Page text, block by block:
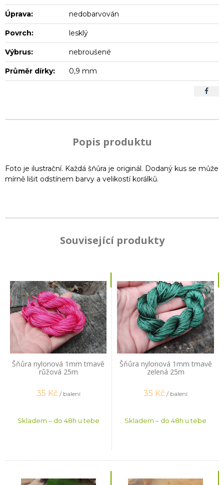
Úprava: nedobarvován
Povrch: lesklý
Výbrus: nebroušené
Průměr dírky: 0,9 mm
Popis produktu
Foto je ilustrační. Každá šňůra je originál. Dodaný kus se může
mírně lišit odstínem barvy a velikostí korálků.
Související produkty
Šňůra nylonová 1mm tmavě
růžová 25m
35 Kč / balení
Skladem – do 48h u tebe
Šňůra nylonová 1mm tmavě
zelená 25m
35 Kč / balení
Skladem – do 48h u tebe